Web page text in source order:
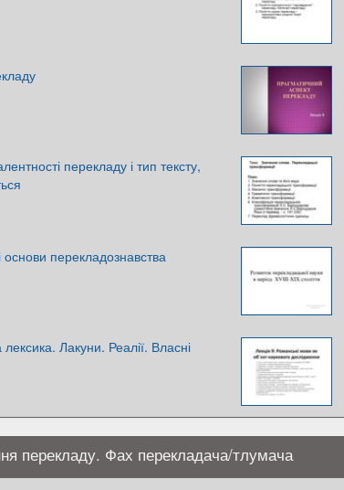
перекладу і тип тексту,
основи перекладознавства
лексика. Лакуни. Реалії. Власні
перекладу. Фах перекладача/тлумача